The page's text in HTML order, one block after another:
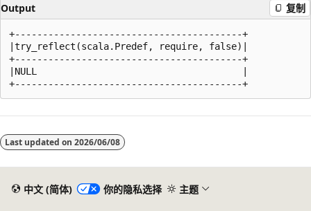
Output 复制
+-----------------------------------------+
|try_reflect(scala.Predef, require, false)|
+-----------------------------------------+
|NULL                                     |
模
式
Last updated on 2026/06/08
中文 (简体) 你的隐私选择 主题